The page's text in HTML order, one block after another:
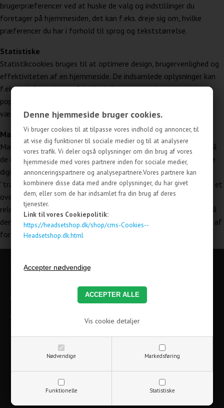
Denne hjemmeside bruger cookies.
Vi bruger cookies til at tilpasse vores indhold og annoncer, til
at vise dig funktioner til sociale medier og til at analysere
vores trafik. Vi deler også oplysninger om din brug af vores
hjemmeside med vores partnere inden for sociale medier,
annonceringspartnere og analysepartnere.Vores partnere kan
kombinere disse data med andre oplysninger, du har givet
dem, eller som de har indsamlet fra din brug af deres
tjenester.
Link til vores Cookiepolitik:
https://headsetshop.dk/shop/cms-Cookies--
Headsetshop.dk.html
Nødvendige Markedsføring
Funktionelle Statistiske
Vis cookie detaljer
brugerpræferencer ved at huske de valg og indstillinger du
foretager på hjemmesiden, det kan f.eks. dreje sig om, hvilke
præferencer du har i forhold til sprog og tekststørrelse.
Statistiske
Statistikcookies bruges til at optimere design, brugervenlighed og
effektiviteten af en hjemmeside. De indsamlede oplysninger kan
f.eks. indgå i analyser af, hvilke informationer der er mest
populære på siden, så bliver vi opmærksomme på, hvad der skal
være nemt at finde på siden.
Markedsføring
Markedsføringscookies indsamler oplysninger ved at følge dig på
de enkelte hjemmesider, du besøger og kan siges at registrere de
digitale fodspor, du sætter. Markedsføringscookies er derfor
”trackingcookies”. De indsamlede oplysninger bruges til at skabe et
overblik over dine interesser, vaner og aktiviteter for at vise
relevante annoncer for ting, du tidligere har vist interesse for. På
den måde får du et mere målrettet indhold, eksempelvis i form af
foreslået information, artikler og annoncer.
Tilmeld dig nyhedsbrevet
Få gode tilbud og deltag i sjove konkurrencer. Udsendes 1-2
gange om måneden.
Skriv til os på salg@headsetshop.dk